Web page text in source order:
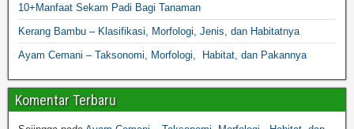
10+Manfaat Sekam Padi Bagi Tanaman
Kerang Bambu – Klasifikasi, Morfologi, Jenis, dan Habitatnya
Ayam Cemani – Taksonomi, Morfologi, Habitat, dan Pakannya
Komentar Terbaru